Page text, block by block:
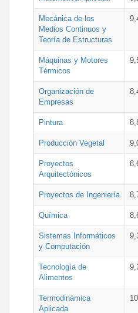
Mecánica de los
Medios Continuos y
Teoría de Estructuras
Máquinas y Motores
Térmicos
Organización de
Empresas
Pintura
Producción Vegetal
Proyectos
Arquitectónicos
Proyectos de Ingeniería
Química
Sistemas Informáticos
y Computación
Tecnología de
Alimentos
Termodinámica
Aplicada